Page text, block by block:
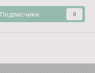
Подписчики 0